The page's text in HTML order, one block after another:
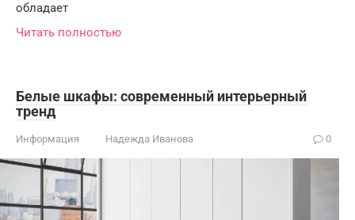
обладает
Читать полностью
Белые шкафы: современный интерьерный
тренд
Информация Надежда Иванова 0